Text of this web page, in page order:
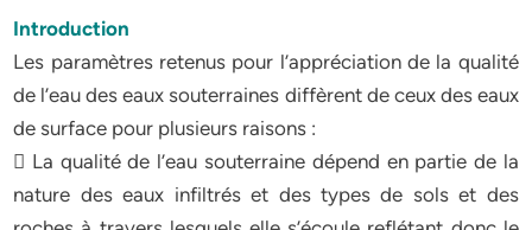
Introduction
Les paramètres retenus pour l’appréciation de la qualité
de l’eau des eaux souterraines diffèrent de ceux des eaux
de surface pour plusieurs raisons :
 La qualité de l’eau souterraine dépend en partie de la
nature des eaux infiltrés et des types de sols et des